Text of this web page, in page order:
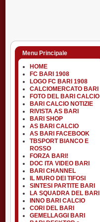
Menu Principale
HOME
FC BARI 1908
LOGO FC BARI 1908
CALCIOMERCATO BARI
FOTO DEL BARI CALCIO
BARI CALCIO NOTIZIE
RIVISTA AS BARI
BARI SHOP
AS BARI CALCIO
AS BARI FACEBOOK
TBSPORT BIANCO E
ROSSO
FORZA BARI!
DOC ITA VIDEO BARI
BARI CHANNEL
IL MURO DEI TIFOSI
SINTESI PARTITE BARI
LA SQUADRA DEL BARI
INNO BARI CALCIO
CORI DEL BARI
GEMELLAGGI BARI